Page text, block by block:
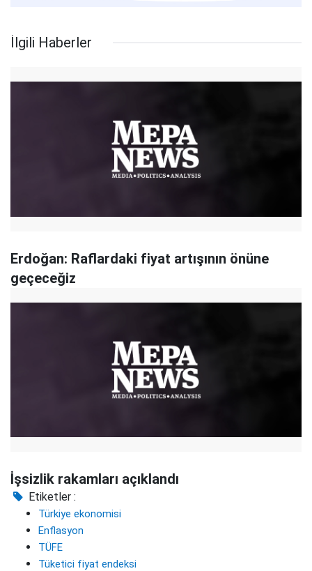
İlgili Haberler
Erdoğan: Raflardaki fiyat artışının önüne
geçeceğiz
İşsizlik rakamları açıklandı
Etiketler :
Türkiye ekonomisi
Enflasyon
TÜFE
Tüketici fiyat endeksi